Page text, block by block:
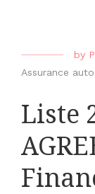
by
Assurance auto
Liste